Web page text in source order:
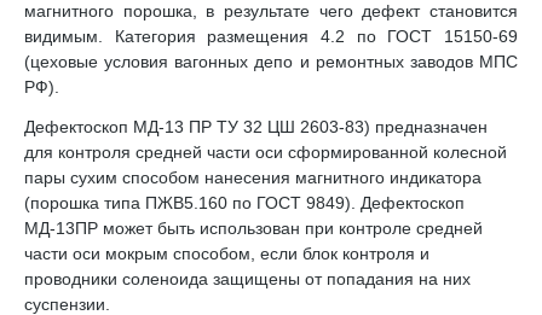
магнитного порошка, в результате чего дефект становится
видимым. Категория размещения 4.2 по ГОСТ 15150-69
(цеховые условия вагонных депо и ремонтных заводов МПС
РФ).
Дефектоскоп МД-13 ПР ТУ 32 ЦШ 2603-83) предназначен
для контроля средней части оси сформированной колесной
пары сухим способом нанесения магнитного индикатора
(порошка типа ПЖВ5.160 по ГОСТ 9849). Дефектоскоп
МД-13ПР может быть использован при контроле средней
части оси мокрым способом, если блок контроля и
проводники соленоида защищены от попадания на них
суспензии.